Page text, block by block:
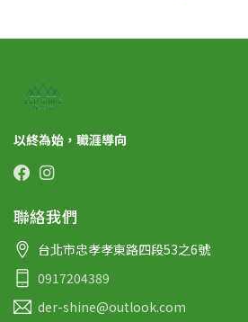
以終為始，職涯導向
聯絡我們
台北市忠孝孝東路四段53之6號
0917204389
der-shine@outlook.com